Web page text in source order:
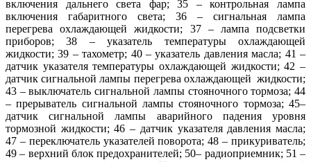
включения дальнего света фар; 35 – контрольная лампа
включения габаритного света; 36 – сигнальная лампа
перегрева охлаждающей жидкости; 37 – лампа подсветки
приборов; 38 – указатель температуры охлаждающей
жидкости; 39 – тахометр; 40 – указатель давления масла; 41 –
датчик указателя температуры охлаждающей жидкости; 42 –
датчик сигнальной лампы перегрева охлаждающей жидкости;
43 – выключатель сигнальной лампы стояночного тормоза; 44
– прерыватель сигнальной лампы стояночного тормоза; 45–
датчик сигнальной лампы аварийного падения уровня
тормозной жидкости; 46 – датчик указателя давления масла;
47 – переключатель указателей поворота; 48 – прикуриватель;
49 – верхний блок предохранителей; 50– радиоприемник; 51 –